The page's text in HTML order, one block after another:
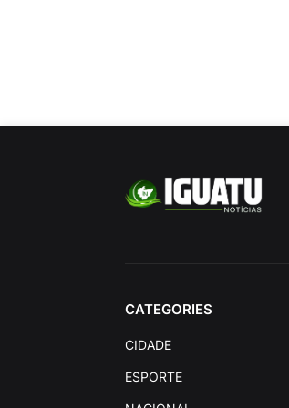
CATEGORIES
CIDADE
ESPORTE